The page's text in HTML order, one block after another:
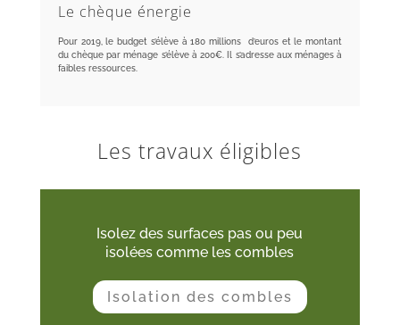
Le chèque énergie
Pour 2019, le budget s’élève à 180 millions d’euros et le montant
du chèque par ménage s’élève à 200€. Il s’adresse aux ménages à
faibles ressources.
Les travaux éligibles
Isolez des surfaces pas ou peu
isolées comme les combles
Isolation des combles